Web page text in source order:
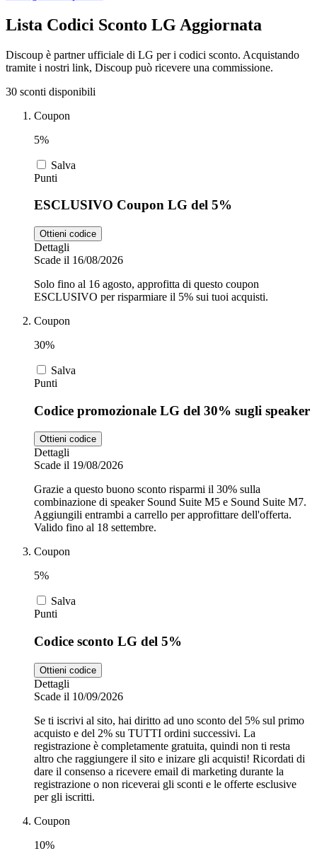
Samsung
Privé by
Zalando
adidas
Profumi
Trasporti
Farmacia
Scarpe
Lista Codici Sconto LG Aggiornata
Discoup è partner ufficiale di LG per i codici sconto. Acquistando
tramite i nostri link, Discoup può ricevere una commissione.
30 sconti disponibili
Coupon
5%
Salva
Punti
ESCLUSIVO Coupon LG del 5%
Ottieni codice
Dettagli
Scade il 16/08/2026
Solo fino al 16 agosto, approfitta di questo coupon
ESCLUSIVO per risparmiare il 5% sui tuoi acquisti.
Coupon
30%
Salva
Punti
Codice promozionale LG del 30% sugli speaker
Ottieni codice
Dettagli
Scade il 19/08/2026
Grazie a questo buono sconto risparmi il 30% sulla
combinazione di speaker Sound Suite M5 e Sound Suite M7.
Aggiungili entrambi a carrello per approfittare dell'offerta.
Valido fino al 18 settembre.
Coupon
5%
Salva
Punti
Codice sconto LG del 5%
Ottieni codice
Dettagli
Scade il 10/09/2026
Se ti iscrivi al sito, hai diritto ad uno sconto del 5% sul primo
acquisto e del 2% su TUTTI ordini successivi. La
registrazione è completamente gratuita, quindi non ti resta
altro che raggiungere il sito e inizare gli acquisti! Ricordati di
dare il consenso a ricevere email di marketing durante la
registrazione o non riceverai gli sconti e le offerte esclusive
per gli iscritti.
Coupon
10%